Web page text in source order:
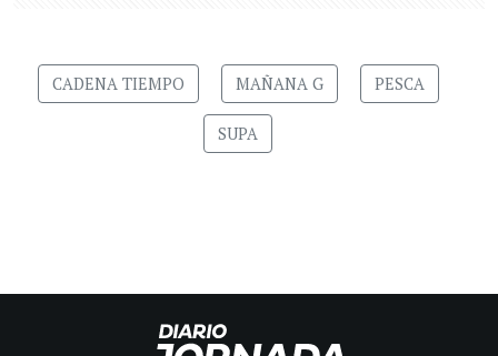
CADENA TIEMPO MAÑANA G PESCA
SUPA